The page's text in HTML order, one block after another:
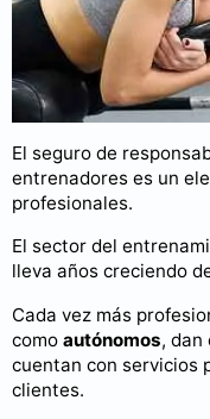
El seguro de
entrenadores es un
profesionales.
El sector del
lleva años creciendo
Cada vez más
como autónomos, dan
cuentan con servicios
clientes.